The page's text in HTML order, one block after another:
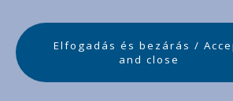
Elfogadás és bezárás /
and close